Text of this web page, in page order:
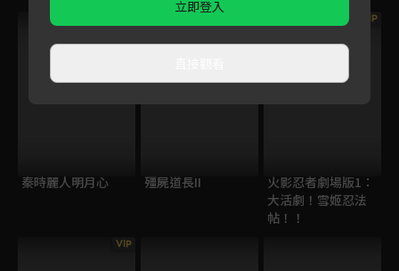
秦時麗人明月心 殭屍道長II
VIP
火影忍者劇場版1：
大活劇！雪姬忍法
帖！！
VIP
立即登入